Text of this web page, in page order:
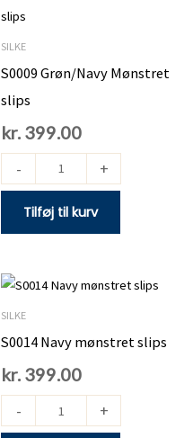
SILKE
S0009 Grøn/Navy Mønstret
slips
kr. 399.00
-
Grøn/Navy
Mønstret
+
Tilføj til kurv
SILKE
S0014 Navy mønstret slips
kr. 399.00
-
S0014
Navy
antal
+